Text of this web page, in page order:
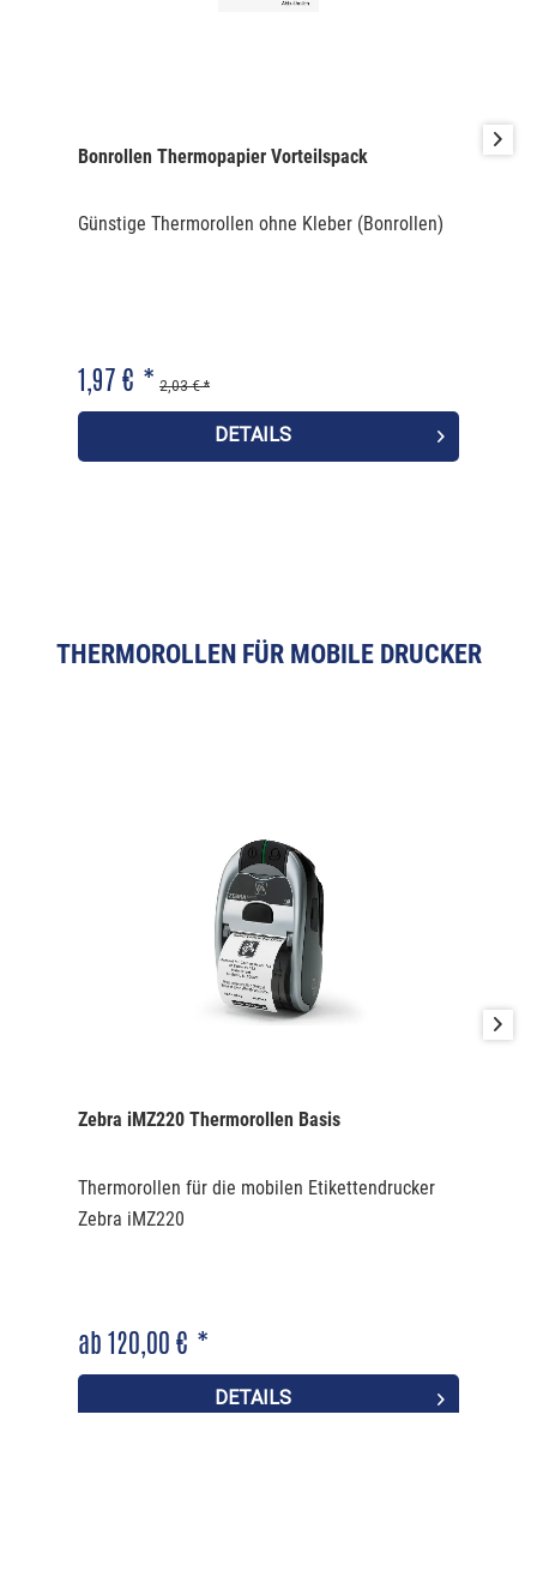
Bonrollen Thermopapier Vorteilspack
Günstige Thermorollen ohne Kleber (Bonrollen)
1,97 € * 2,03 € *
DETAILS
THERMOROLLEN FÜR MOBILE DRUCKER
Zebra iMZ220 Thermorollen Basis
Thermorollen für die mobilen Etikettendrucker
Zebra iMZ220
ab 120,00 € *
DETAILS